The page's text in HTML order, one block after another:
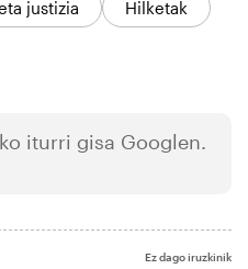
justizia
Hilketak
iturri gisa Googlen.
Ez dago iruzkinik